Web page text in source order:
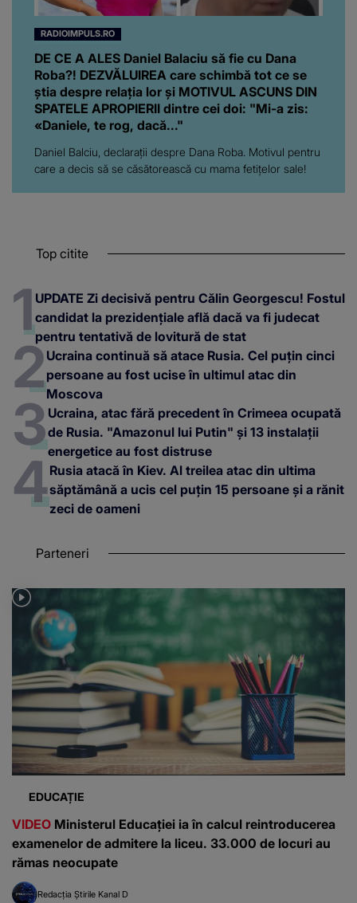
RADIOIMPULS.RO
DE CE A ALES Daniel Balaciu să fie cu Dana
Roba?! DEZVĂLUIREA care schimbă tot ce se
știa despre relația lor și MOTIVUL ASCUNS DIN
SPATELE APROPIERII dintre cei doi: "Mi-a zis:
«Daniele, te rog, dacă..."
Daniel Balciu, declarații despre Dana Roba. Motivul pentru
care a decis să se căsătorească cu mama fetițelor sale!
Top citite
UPDATE Zi decisivă pentru Călin Georgescu! Fostul
candidat la prezidențiale află dacă va fi judecat
pentru tentativă de lovitură de stat
Ucraina continuă să atace Rusia. Cel puțin cinci
persoane au fost ucise în ultimul atac din
Moscova
Ucraina, atac fără precedent în Crimeea ocupată
de Rusia. "Amazonul lui Putin" și 13 instalații
energetice au fost distruse
Rusia atacă în Kiev. Al treilea atac din ultima
săptămână a ucis cel puțin 15 persoane și a rănit
zeci de oameni
Parteneri
EDUCAȚIE
VIDEO Ministerul Educației ia în calcul reintroducerea
examenelor de admitere la liceu. 33.000 de locuri au
rămas neocupate
Redacția Știrile Kanal D